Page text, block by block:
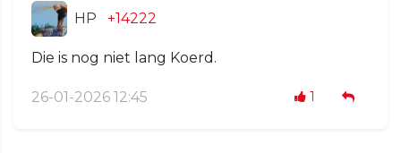
HP +14222
Die is nog niet lang Koerd.
26-01-2026 12:45 1